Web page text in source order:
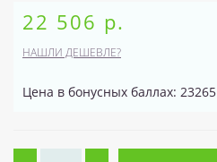
22 506 р.
НАШЛИ ДЕШЕВЛЕ?
Цена в бонусных баллах: 23265